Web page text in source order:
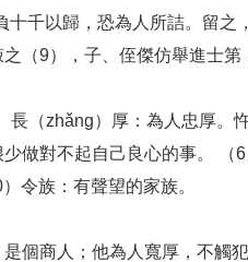
十千以歸，恐為人所詰。留
（9），子、侄傑仿舉進士第
（zhǎng）厚：為人忠厚。
做對不起自己良心的事。 （
令族：有聲望的家族。
個商人；他為人寬厚，不觸